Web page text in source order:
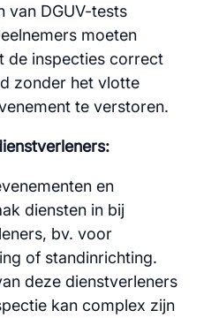
van DGUV-tests
moeten
de inspecties correct
zonder het vlotte
te verstoren.
en
diensten in bij
bv. voor
of standinrichting.
deze dienstverleners
kan complex zijn